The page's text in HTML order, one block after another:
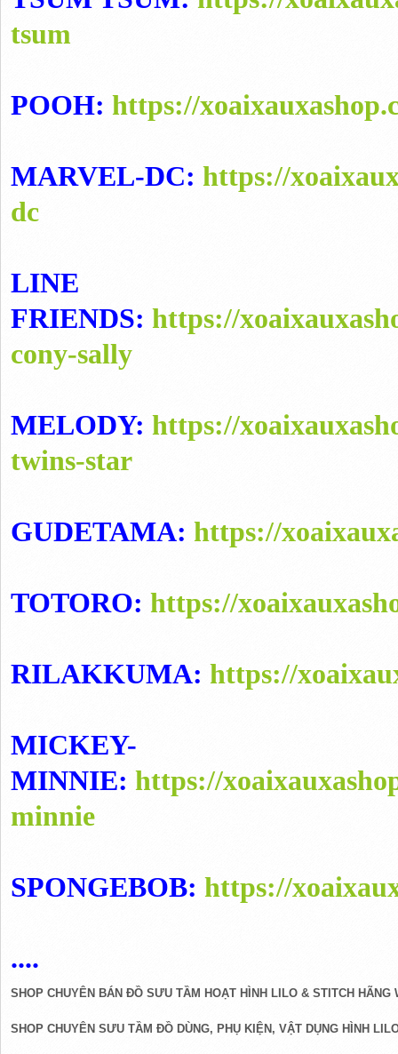
tsum
POOH: https://
MARVEL-DC: https://
dc
LINE
FRIENDS: https://
cony-sally
MELODY: https://
twins-star
GUDETAMA: https://
TOTORO: https://
RILAKKUMA: https://
MICKEY-
MINNIE: https://
minnie
SPONGEBOB: https://
....
SHOP CHUYÊN BÁN ĐỒ SƯU TẦM HOẠT HÌNH LILO & STITCH HÃNG
SHOP CHUYÊN SƯU TẦM ĐỒ DÙNG, PHỤ KIỆN, VẬT DỤNG HÌNH